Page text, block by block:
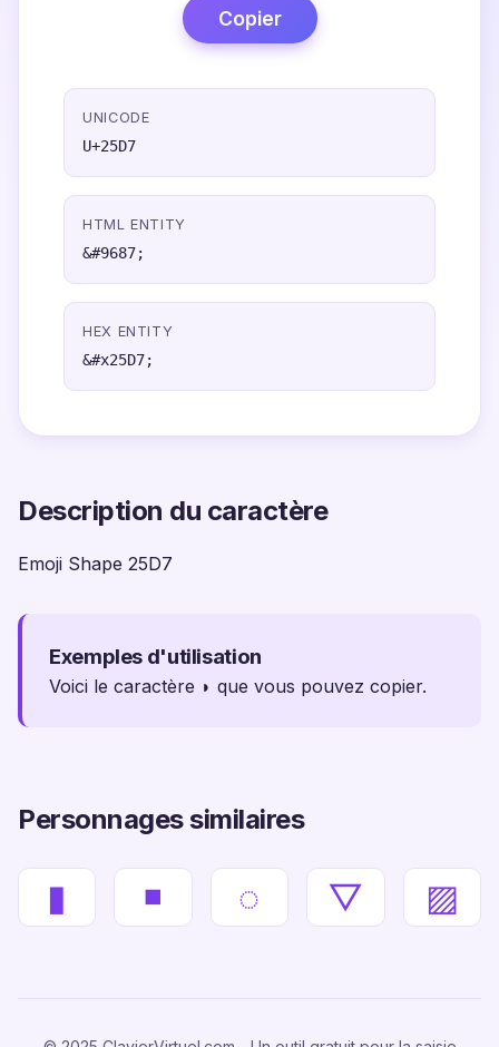
Copier
UNICODE
U+25D7
HTML ENTITY
&#9687;
HEX ENTITY
&#x25D7;
Description du caractère
Emoji Shape 25D7
Exemples d'utilisation
Voici le caractère ◗ que vous pouvez copier.
Personnages similaires
▮ ◾ ◌ ▽ ▨